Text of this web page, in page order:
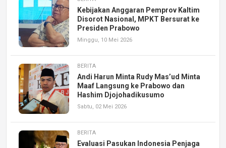
Kebijakan Anggaran Pemprov Kaltim
Disorot Nasional, MPKT Bersurat ke
Presiden Prabowo
Minggu, 10 Mei 2026
BERITA
Andi Harun Minta Rudy Mas’ud Minta
Maaf Langsung ke Prabowo dan
Hashim Djojohadikusumo
Sabtu, 02 Mei 2026
BERITA
Evaluasi Pasukan Indonesia Penjaga